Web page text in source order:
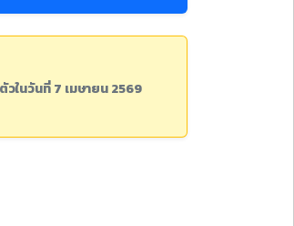
วในวันที่ 7 เมษายน 2569